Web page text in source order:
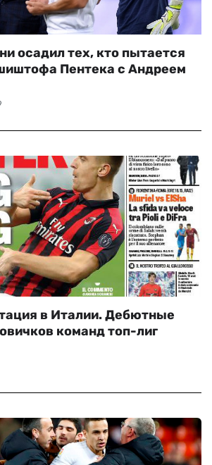
осадил тех, кто пытается
Пентека с Андреем
в Италии. Дебютные
команд топ-лиг